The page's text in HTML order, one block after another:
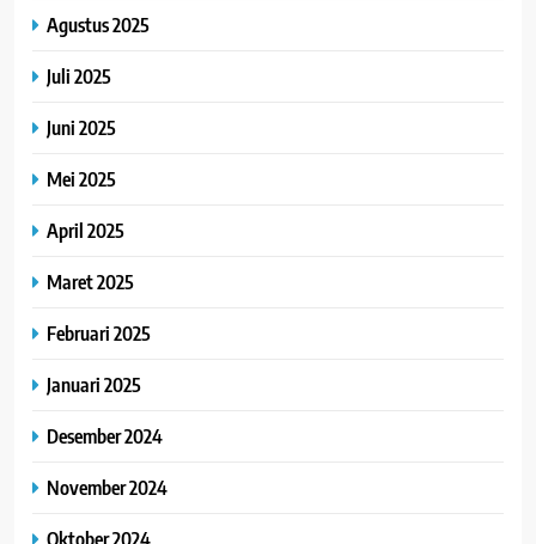
Agustus 2025
Juli 2025
Juni 2025
Mei 2025
April 2025
Maret 2025
Februari 2025
Januari 2025
Desember 2024
November 2024
Oktober 2024